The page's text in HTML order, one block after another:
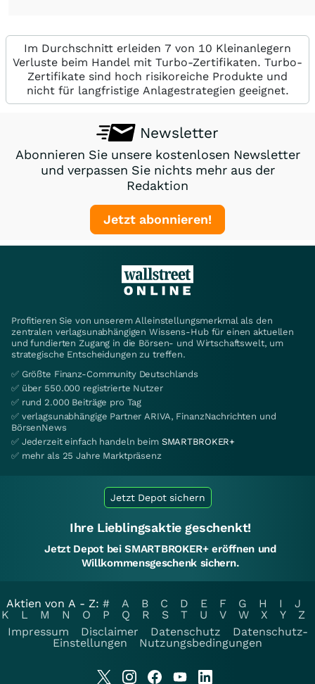
Im Durchschnitt erleiden 7 von 10 Kleinanlegern
Verluste beim Handel mit Turbo-Zertifikaten. Turbo-
Zertifikate sind hoch risikoreiche Produkte und
nicht für langfristige Anlagestrategien geeignet.
Newsletter
Abonnieren Sie unsere kostenlosen Newsletter
und verpassen Sie nichts mehr aus der
Redaktion
Jetzt abonnieren!
Profitieren Sie von unserem Alleinstellungsmerkmal als den
zentralen verlagsunabhängigen Wissens-Hub für einen aktuellen
und fundierten Zugang in die Börsen- und Wirtschaftswelt, um
strategische Entscheidungen zu treffen.
✅ Größte Finanz-Community Deutschlands
✅ über 550.000 registrierte Nutzer
✅ rund 2.000 Beiträge pro Tag
✅ verlagsunabhängige Partner ARIVA, FinanzNachrichten und
BörsenNews
✅ Jederzeit einfach handeln beim SMARTBROKER+
✅ mehr als 25 Jahre Marktpräsenz
Jetzt Depot sichern
Ihre Lieblingsaktie geschenkt!
Jetzt Depot bei SMARTBROKER+ eröffnen und
Willkommensgeschenk sichern.
Aktien von A - Z: # A B C D E F G H I
J
K
L M N O P Q R S T U V W X Y
Z
Impressum
Disclaimer Datenschutz
Datenschutz-
Einstellungen
Nutzungsbedingungen